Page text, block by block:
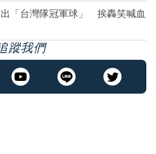
「台灣隊冠軍球」 挨轟笑喊血
蹤我們